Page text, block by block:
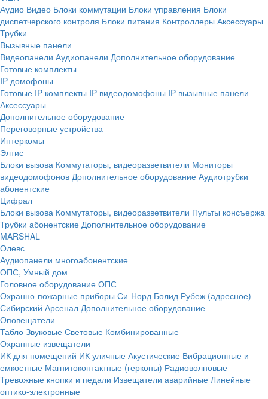
Аудио Видео Блоки коммутации Блоки управления Блоки
диспетчерского контроля Блоки питания Контроллеры Аксессуары
Трубки
Вызывные панели
Видеопанели Аудиопанели Дополнительное оборудование
Готовые комплекты
IP домофоны
Готовые IP комплекты IP видеодомофоны IP-вызывные панели
Аксессуары
Дополнительное оборудование
Переговорные устройства
Интеркомы
Элтис
Блоки вызова Коммутаторы, видеоразветвители Мониторы
видеодомофонов Дополнительное оборудование Аудиотрубки
абонентские
Цифрал
Блоки вызова Коммутаторы, видеоразветвители Пульты консъержа
Трубки абонентские Дополнительное оборудование
MARSHAL
Олевс
Аудиопанели многоабонентские
ОПС, Умный дом
Головное оборудование ОПС
Охранно-пожарные приборы Си-Норд Болид Рубеж (адресное)
Сибирский Арсенал Дополнительное оборудование
Оповещатели
Табло Звуковые Световые Комбинированные
Охранные извещатели
ИК для помещений ИК уличные Акустические Вибрационные и
емкостные Магнитоконтактные (герконы) Радиоволновые
Тревожные кнопки и педали Извещатели аварийные Линейные
оптико-электронные